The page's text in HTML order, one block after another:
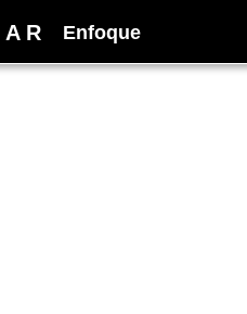
A R Enfoque